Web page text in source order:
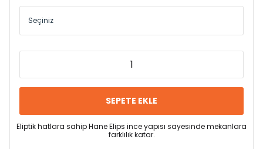
SEPETE EKLE
Eliptik hatlara sahip Hane Elips ince yapısı sayesinde mekanlara
farklılık katar.